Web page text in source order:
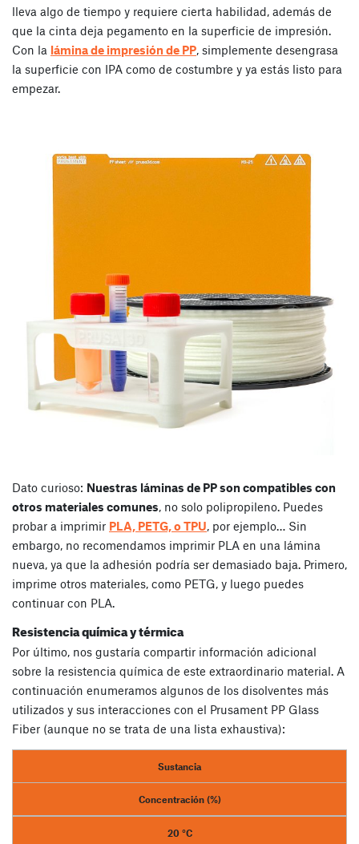
lleva algo de tiempo y requiere cierta habilidad, además de
que la cinta deja pegamento en la superficie de impresión.
Con la lámina de impresión de PP, simplemente desengrasa
la superficie con IPA como de costumbre y ya estás listo para
empezar.
Dato curioso: Nuestras láminas de PP son compatibles con
otros materiales comunes, no solo polipropileno. Puedes
probar a imprimir PLA, PETG, o TPU, por ejemplo… Sin
embargo, no recomendamos imprimir PLA en una lámina
nueva, ya que la adhesión podría ser demasiado baja. Primero,
imprime otros materiales, como PETG, y luego puedes
continuar con PLA.
Resistencia química y térmica
Por último, nos gustaría compartir información adicional
sobre la resistencia química de este extraordinario material. A
continuación enumeramos algunos de los disolventes más
utilizados y sus interacciones con el Prusament PP Glass
Fiber (aunque no se trata de una lista exhaustiva):
Sustancia
Concentración (%)
20 °C